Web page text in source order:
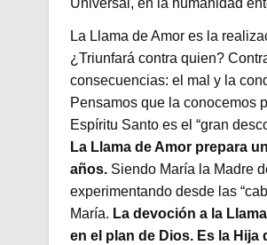
Universal, en la humanidad
La Llama de Amor es la
¿Triunfará contra quien?
consecuencias: el mal y la
Pensamos que la conocemos
Espíritu Santo es el “gran
La Llama de Amor prepara
años.Siendo María la Madre
experimentando desde las
María. La devoción a la
en el plan de Dios. Es la Hija